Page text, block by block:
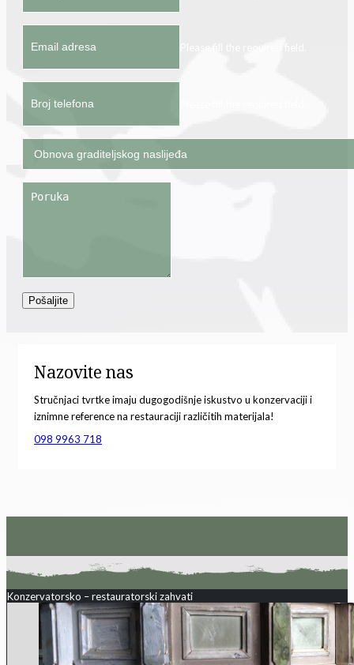
Pošaljite
Nazovite nas
Stručnjaci tvrtke imaju dugogodišnje iskustvo u konzervaciji i
iznimne reference na restauraciji različitih materijala!
098 9963 718
Konzervatorsko – restauratorski zahvati